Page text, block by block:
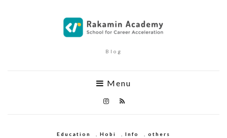
Blog
Menu
Education Hobi Info others